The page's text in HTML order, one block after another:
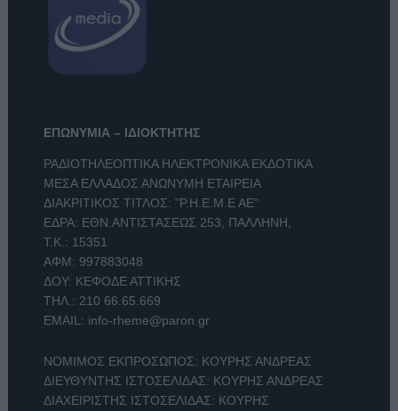
ΕΠΩΝΥΜΙΑ – ΙΔΙΟΚΤΗΤΗΣ
ΡΑΔΙΟΤΗΛΕΟΠΤΙΚΑ ΗΛΕΚΤΡΟΝΙΚΑ ΕΚΔΟΤΙΚΑ
ΜΕΣΑ ΕΛΛΑΔΟΣ ΑΝΩΝΥΜΗ ΕΤΑΙΡΕΙΑ
ΔΙΑΚΡΙΤΙΚΟΣ ΤΙΤΛΟΣ: "Ρ.Η.Ε.Μ.Ε ΑΕ"
ΕΔΡΑ: ΕΘΝ.ΑΝΤΙΣΤΑΣΕΩΣ 253, ΠΑΛΛΗΝΗ,
Τ.Κ.: 15351
ΑΦΜ: 997883048
ΔΟΥ: ΚΕΦΟΔΕ ΑΤΤΙΚΗΣ
ΤΗΛ.: 210 66.65.669
EMAIL: info-rheme@paron.gr
ΝΟΜΙΜΟΣ ΕΚΠΡΟΣΩΠΟΣ: ΚΟΥΡΗΣ ΑΝΔΡΕΑΣ
ΔΙΕΥΘΥΝΤΗΣ ΙΣΤΟΣΕΛΙΔΑΣ: ΚΟΥΡΗΣ ΑΝΔΡΕΑΣ
ΔΙΑΧΕΙΡΙΣΤΗΣ ΙΣΤΟΣΕΛΙΔΑΣ: ΚΟΥΡΗΣ